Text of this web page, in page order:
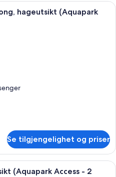
Safe på rommet, barnesenger
hageutsikt (Aquapark
Se tilgjengelighet og priser
Familierom, balkong, hageutsikt
(Aquapark Access - 2